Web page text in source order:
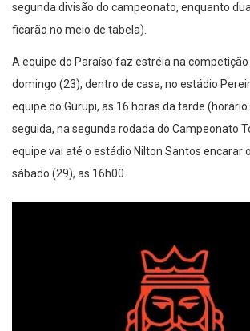
segunda divisão do campeonato, enquanto
ficarão no meio de tabela).
A equipe do Paraíso faz estréia na
domingo (23), dentro de casa, no estádio
equipe do Gurupi, as 16 horas da tarde (horário
seguida, na segunda rodada do Campeonato
equipe vai até o estádio Nilton Santos encarar
sábado (29), as 16h00.